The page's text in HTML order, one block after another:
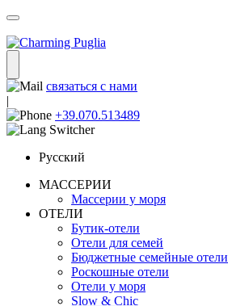
связаться с нами
|
+39.070.513489
Русский
МАССЕРИИ
Массерии у моря
ОТЕЛИ
Бутик-отели
Отели для семей
Бюджетные семейные отели
Роскошные отели
Отели у моря
Slow & Chic